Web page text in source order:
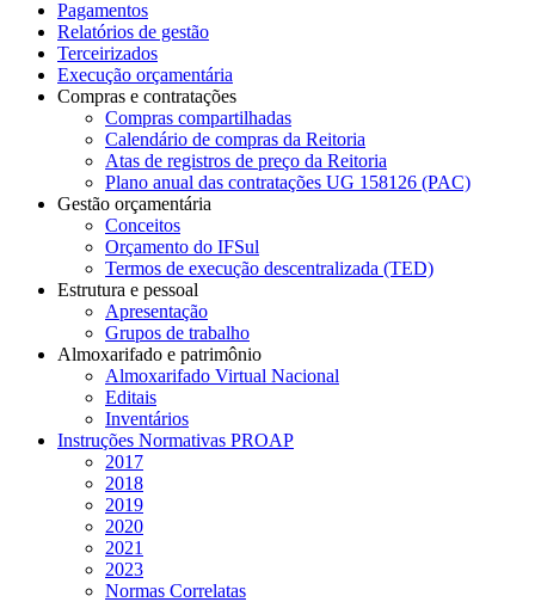
Pagamentos
Relatórios de gestão
Terceirizados
Execução orçamentária
Compras e contratações
Compras compartilhadas
Calendário de compras da Reitoria
Atas de registros de preço da Reitoria
Plano anual das contratações UG 158126 (PAC)
Gestão orçamentária
Conceitos
Orçamento do IFSul
Termos de execução descentralizada (TED)
Estrutura e pessoal
Apresentação
Grupos de trabalho
Almoxarifado e patrimônio
Almoxarifado Virtual Nacional
Editais
Inventários
Instruções Normativas PROAP
2017
2018
2019
2020
2021
2023
Normas Correlatas